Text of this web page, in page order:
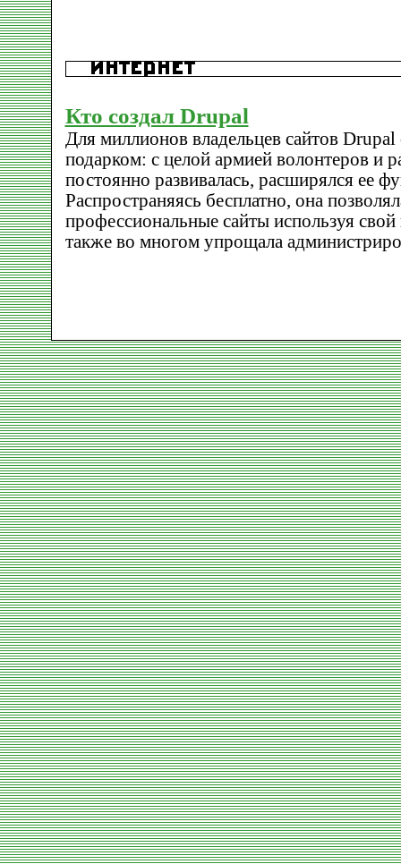
Кто создал Drupal
Для миллионов владельцев сайтов
подарком: с целой армией волонтеров и
постоянно развивалась, расширялся ее
Распространяясь бесплатно, она
профессиональные сайты используя
также во многом упрощала